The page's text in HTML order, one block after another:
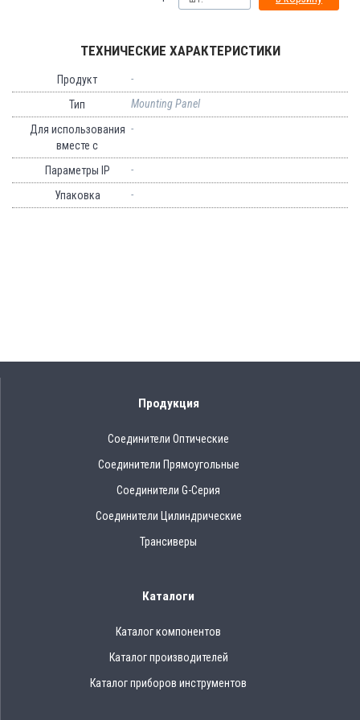
ТЕХНИЧЕСКИЕ ХАРАКТЕРИСТИКИ
Продукт
-
Тип
Mounting Panel
Для использования
вместе с
-
Параметры IP
-
Упаковка
-
Продукция
Соединители Оптические
Соединители Прямоугольные
Соединители G-Серия
Соединители Цилиндрические
Трансиверы
Каталоги
Каталог компонентов
Каталог производителей
Каталог приборов инструментов